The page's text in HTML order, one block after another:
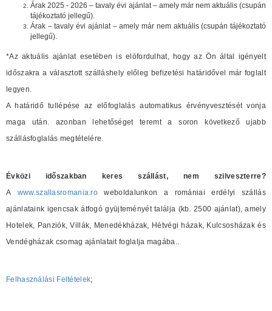
Árak 2025 - 2026 – tavaly évi ajánlat – amely már nem aktuális (csupán
tájékoztató jellegű).
Árak – tavaly évi ajánlat – amely már nem aktuális (csupán tájékoztató
jellegű).
*Az aktuális ajánlat esetében is elöfordulhat, hogy az Ön által igényelt
időszakra a választott szálláshely előleg befizetési határidővel már foglalt
legyen.
A határidő tullépése az előfoglalás automatikus érvényvesztését vonja
maga után. azonban lehetőséget teremt a soron következő ujabb
szállásfoglalás megtételére.
Évközi időszakban keres szállást, nem szilveszterre?
A www.szallasromania.ro weboldalunkon a romániai erdélyi szállás
ajánlataink igencsak átfogó gyüjteményét találja (kb. 2500 ajánlat), amely
Hotelek, Panziók, Villák, Menedékházak, Hétvégi házak, Kulcsosházak és
Vendégházak csomag ajánlatait foglalja magába..
Felhasználási Feltételek;